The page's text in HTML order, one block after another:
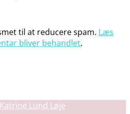
til at reducere spam. Læs
bliver behandlet.
Katrine Lund Løje